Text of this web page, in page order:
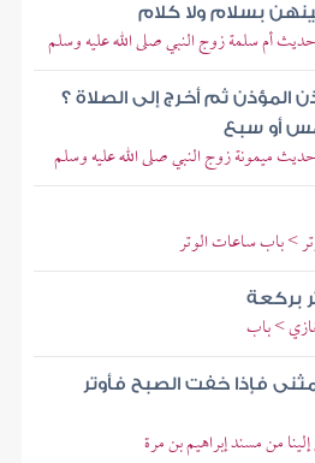
بسلام ولا كلام
أم سلمة زوج النبي صلى الله عليه وسلم
المؤذن ثم أخرج إلى الصلاة ؟
أو سبع
ميمونة زوج النبي صلى الله عليه وسلم
> باب ساعات الوتر
بركعة
> باب
فإذا خفت الصبح فأوتر
من مسند إبراهيم بن مرة